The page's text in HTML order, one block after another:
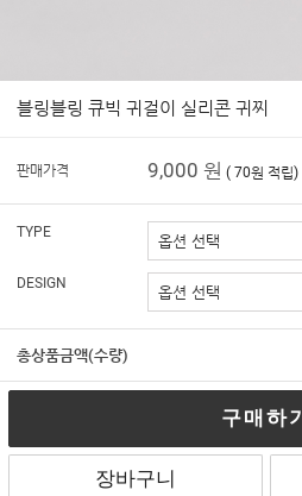
블링블링 큐빅 귀걸이 실리콘 귀찌
판매가격 9,000 원 ( 70원 적립)
TYPE
DESIGN
총상품금액(수량)
구매하기
장바구니